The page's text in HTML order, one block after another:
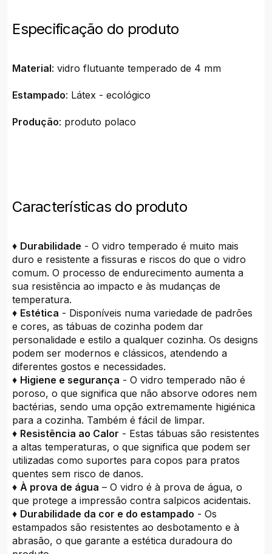
Especificação do produto
Material: vidro flutuante temperado de 4 mm
Estampado: Látex - ecológico
Produção: produto polaco
Características do produto
♦ Durabilidade - O vidro temperado é muito mais
duro e resistente a fissuras e riscos do que o vidro
comum. O processo de endurecimento aumenta a
sua resistência ao impacto e às mudanças de
temperatura.
♦ Estética - Disponíveis numa variedade de padrões
e cores, as tábuas de cozinha podem dar
personalidade e estilo a qualquer cozinha. Os designs
podem ser modernos e clássicos, atendendo a
diferentes gostos e necessidades.
♦ Higiene e segurança - O vidro temperado não é
poroso, o que significa que não absorve odores nem
bactérias, sendo uma opção extremamente higiénica
para a cozinha. Também é fácil de limpar.
♦ Resistência ao Calor - Estas tábuas são resistentes
a altas temperaturas, o que significa que podem ser
utilizadas como suportes para copos para pratos
quentes sem risco de danos.
♦À prova de água – O vidro é à prova de água, o
que protege a impressão contra salpicos acidentais.
♦ Durabilidade da cor e do estampado - Os
estampados são resistentes ao desbotamento e à
abrasão, o que garante a estética duradoura do